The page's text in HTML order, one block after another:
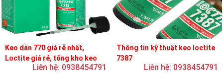
Keo dán 770 giá rẻ nhất,
Loctite giá rẻ, tổng kho keo
Liên hệ: 0938454791
Thông tin kỹ thuật keo loctite
7387
Liên hệ: 0938454791